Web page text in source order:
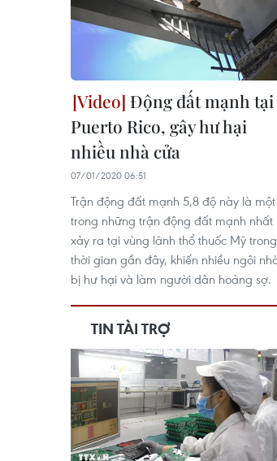
Động đất mạnh tại
Puerto Rico, gây hư hại
nhiều nhà cửa
07/01/2020 06:51
Trận động đất mạnh 5,8 độ này là một
trong những trận động đất mạnh nhất
xảy ra tại vùng lãnh thổ thuốc Mỹ trong
thời gian gần đây, khiến nhiều ngôi
bị hư hại và làm người dân hoảng sợ.